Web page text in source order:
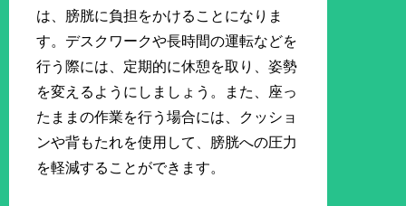
は、膀胱に負担をかけることになりま
す。デスクワークや長時間の運転などを
行う際には、定期的に休憩を取り、姿勢
を変えるようにしましょう。また、座っ
たままの作業を行う場合には、クッショ
ンや背もたれを使用して、膀胱への圧力
を軽減することができます。